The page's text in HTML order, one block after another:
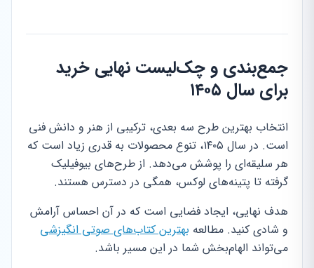
جمع‌بندی و چک‌لیست نهایی خرید
برای سال ۱۴۰۵
انتخاب بهترین طرح سه بعدی، ترکیبی از هنر و دانش فنی
است. در سال ۱۴۰۵، تنوع محصولات به قدری زیاد است که
هر سلیقه‌ای را پوشش می‌دهد. از طرح‌های بیوفیلیک
گرفته تا پتینه‌های لوکس، همگی در دسترس هستند.
هدف نهایی، ایجاد فضایی است که در آن احساس آرامش
و شادی کنید. مطالعه بهترین کتاب‌های صوتی انگیزشی
می‌تواند الهام‌بخش شما در این مسیر باشد.